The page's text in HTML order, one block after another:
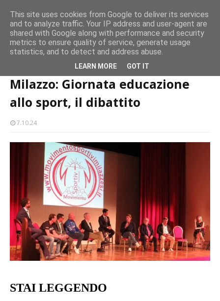
Milazzo 28ª Sagra del Pesce a Vaccarella: il programma
EVENTI
Milazzo: Giornata educazione allo sport, il dibattito
Milazzo: Giornata educazione
allo sport, il dibattito
7.10.24
STAI LEGGENDO
This site uses cookies from Google to deliver its services
and to analyze traffic. Your IP address and user-agent are
shared with Google along with performance and security
metrics to ensure quality of service, generate usage
statistics, and to detect and address abuse.
LEARN MORE GOT IT